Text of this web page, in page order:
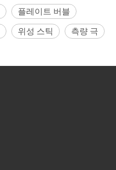
플레이트 버블
위성 스틱 측량 극